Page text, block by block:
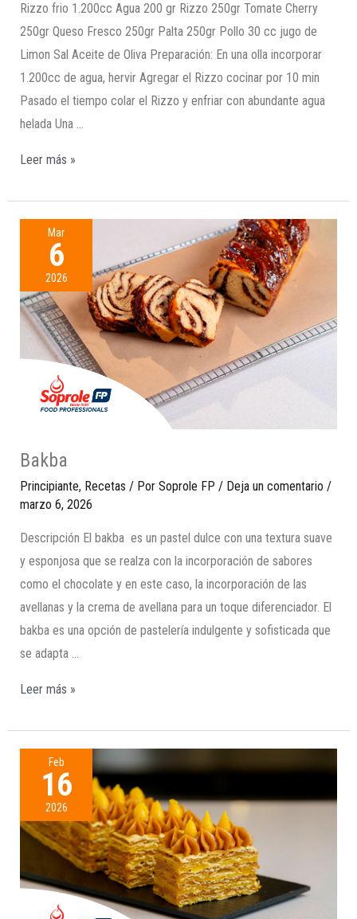
Rizzo frio 1.200cc Agua 200 gr Rizzo 250gr Tomate Cherry
250gr Queso Fresco 250gr Palta 250gr Pollo 30 cc jugo de
Limon Sal Aceite de Oliva Preparación: En una olla incorporar
1.200cc de agua, hervir Agregar el Rizzo cocinar por 10 min
Pasado el tiempo colar el Rizzo y enfriar con abundante agua
helada Una …
Leer más »
Mar
6
2026
Bakba
Principiante, Recetas / Por Soprole FP / Deja un comentario /
marzo 6, 2026
Descripción El bakba es un pastel dulce con una textura suave
y esponjosa que se realza con la incorporación de sabores
como el chocolate y en este caso, la incorporación de las
avellanas y la crema de avellana para un toque diferenciador. El
bakba es una opción de pastelería indulgente y sofisticada que
se adapta …
Leer más »
Feb
16
2026